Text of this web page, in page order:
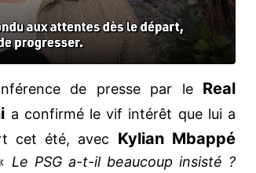
de presse par le Real
a confirmé le vif intérêt que lui a
cet été, avec Kylian Mbappé
Le PSG a-t-il beaucoup insisté ?